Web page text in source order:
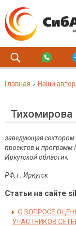
Главная Наши
Тихомирова
заведующая
проектов и программ
Иркутской области»,
РФ, г Иркутск
Статьи на сайте
О ВОПРОСЕ
УЧАСТНИКОВ